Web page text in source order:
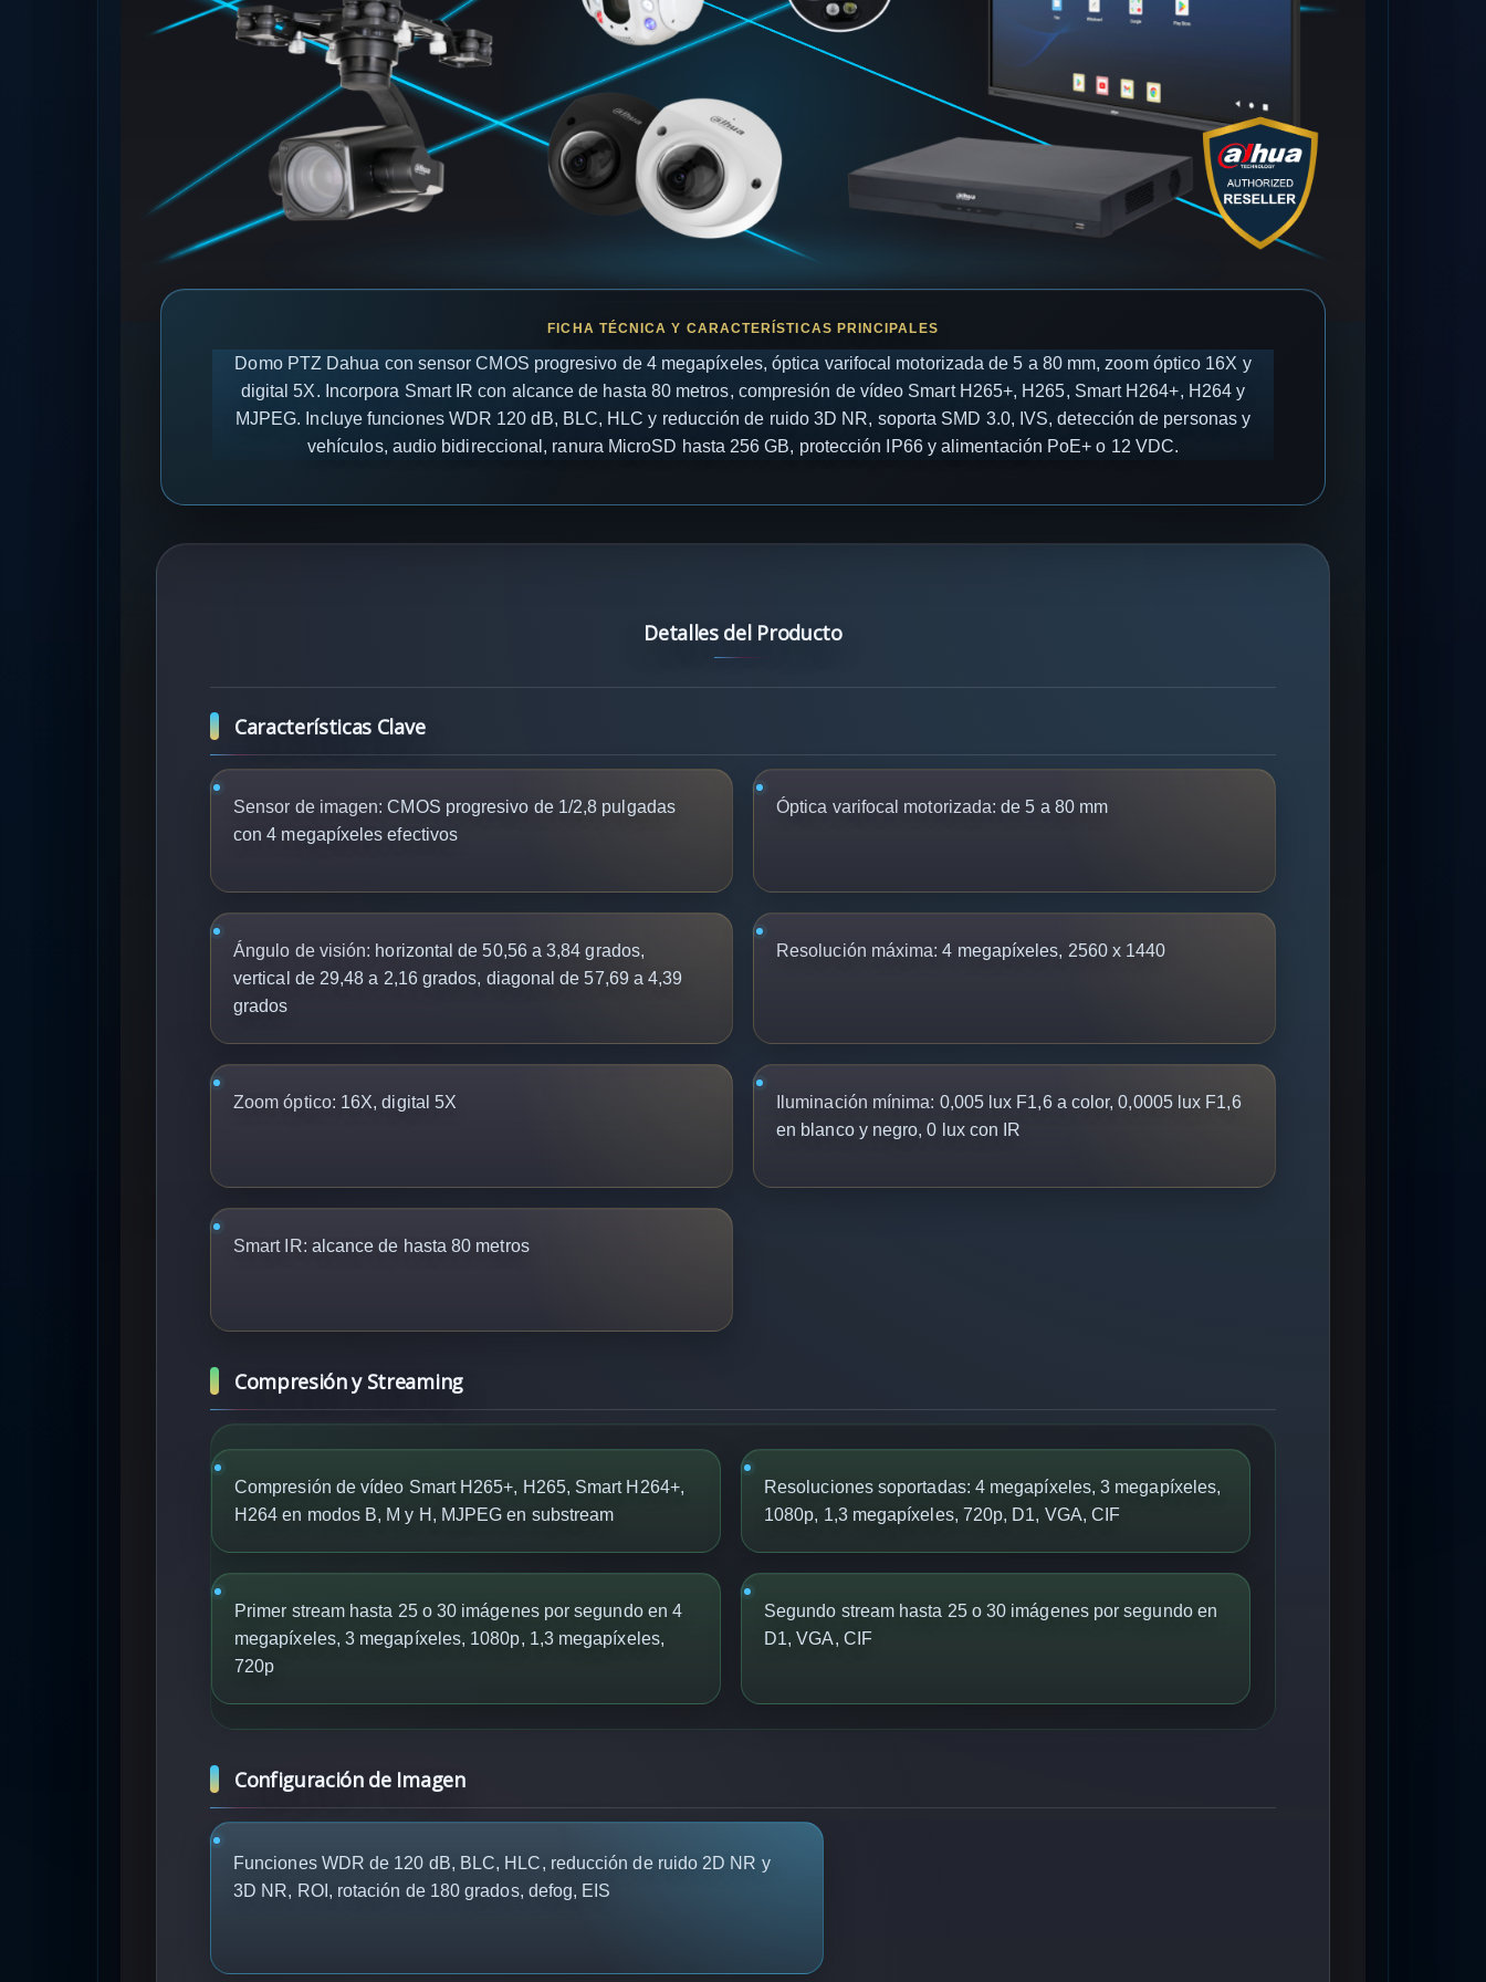
Domo PTZ Dahua con sensor CMOS progresivo de 4 megapíxeles, óptica varifocal motorizada de 5 a 80 mm, zoom óptico 16X y
digital 5X. Incorpora Smart IR con alcance de hasta 80 metros, compresión de vídeo Smart H265+, H265, Smart H264+, H264 y
MJPEG. Incluye funciones WDR 120 dB, BLC, HLC y reducción de ruido 3D NR, soporta SMD 3.0, IVS, detección de personas y
vehículos, audio bidireccional, ranura MicroSD hasta 256 GB, protección IP66 y alimentación PoE+ o 12 VDC.
Detalles del Producto
Características Clave
Sensor de imagen: CMOS progresivo de 1/2,8 pulgadas
con 4 megapíxeles efectivos
Óptica varifocal motorizada: de 5 a 80 mm
Ángulo de visión: horizontal de 50,56 a 3,84 grados,
vertical de 29,48 a 2,16 grados, diagonal de 57,69 a 4,39
grados
Resolución máxima: 4 megapíxeles, 2560 x 1440
Zoom óptico: 16X, digital 5X Iluminación mínima: 0,005 lux F1,6 a color, 0,0005 lux F1,6
en blanco y negro, 0 lux con IR
Smart IR: alcance de hasta 80 metros
Compresión y Streaming
Compresión de vídeo Smart H265+, H265, Smart H264+,
H264 en modos B, M y H, MJPEG en substream
Resoluciones soportadas: 4 megapíxeles, 3 megapíxeles,
1080p, 1,3 megapíxeles, 720p, D1, VGA, CIF
Primer stream hasta 25 o 30 imágenes por segundo en 4
megapíxeles, 3 megapíxeles, 1080p, 1,3 megapíxeles,
720p
Segundo stream hasta 25 o 30 imágenes por segundo en
D1, VGA, CIF
Configuración de Imagen
Funciones WDR de 120 dB, BLC, HLC, reducción de ruido 2D NR y
3D NR, ROI, rotación de 180 grados, defog, EIS